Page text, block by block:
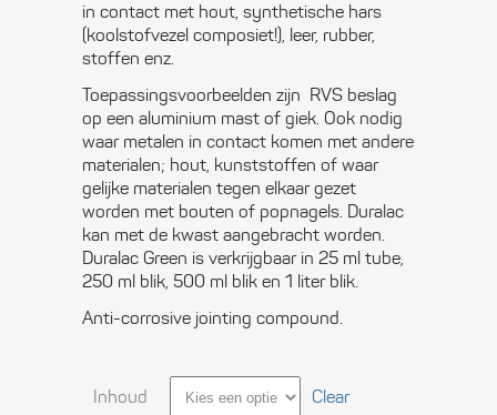
in contact met hout, synthetische hars
(koolstofvezel composiet!), leer, rubber,
stoffen enz.
Toepassingsvoorbeelden zijn RVS beslag
op een aluminium mast of giek. Ook nodig
waar metalen in contact komen met andere
materialen; hout, kunststoffen of waar
gelijke materialen tegen elkaar gezet
worden met bouten of popnagels. Duralac
kan met de kwast aangebracht worden.
Duralac Green is verkrijgbaar in 25 ml tube,
250 ml blik, 500 ml blik en 1 liter blik.
Anti-corrosive jointing compound.
Inhoud Clear